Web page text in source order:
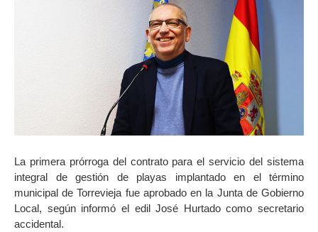
La primera prórroga del contrato para el servicio del sistema
integral de gestión de playas implantado en el término
municipal de Torrevieja fue aprobado en la Junta de Gobierno
Local, según informó el edil José Hurtado como secretario
accidental.